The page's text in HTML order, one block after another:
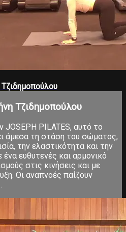
Τζιδημοπούλου
JOSEPH PILATES, αυτό το
άμεσα τη στάση του σώματος,
την ελαστικότητα και την
ευθυτενές και αρμονικό
στις κινήσεις και με
Οι αναπνοές παίζουν